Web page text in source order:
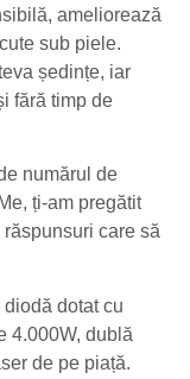
ameliorează
sub piele.
ședințe, iar
fără timp de
numărul de
ți-am pregătit
care să
dotat cu
4.000W, dublă
de pe piață.